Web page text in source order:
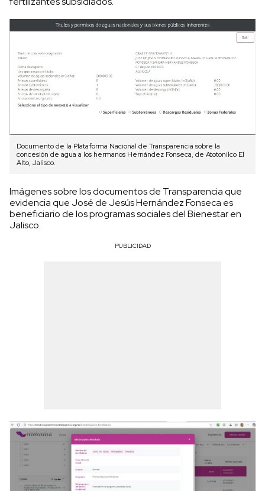
Documento de la Plataforma Nacional de Transparencia sobre la
concesión de agua a los hermanos Hernández Fonseca, de Atotonilco El
Alto, Jalisco.
Imágenes sobre los documentos de Transparencia que
evidencia que José de Jesús Hernández Fonseca es
beneficiario de los programas sociales del Bienestar en
Jalisco.
PUBLICIDAD